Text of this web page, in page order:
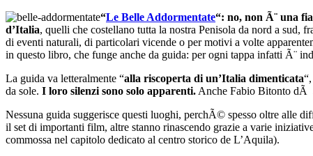
“Le Belle Addormentate“: no, non Ã¨ una
d’Italia, quelli che costellano tutta la nostra Penisola da nord a sud,
di eventi naturali, di particolari vicende o per motivi a volte
in questo libro, che funge anche da guida: per ogni tappa infatti Ã¨
La guida va letteralmente “alla riscoperta di un’Italia dimenticata
da sole. I loro silenzi sono solo apparenti. Anche Fabio Bitonto dÃ
Nessuna guida suggerisce questi luoghi, perchÃ© spesso oltre alle
il set di importanti film, altre stanno rinascendo grazie a varie
commossa nel capitolo dedicato al centro storico de L’Aquila).